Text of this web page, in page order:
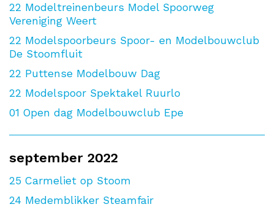
22 Modeltreinenbeurs Model Spoorweg
Vereniging Weert
22 Modelspoorbeurs Spoor- en Modelbouwclub
De Stoomfluit
22 Puttense Modelbouw Dag
22 Modelspoor Spektakel Ruurlo
01 Open dag Modelbouwclub Epe
september 2022
25 Carmeliet op Stoom
24 Medemblikker Steamfair